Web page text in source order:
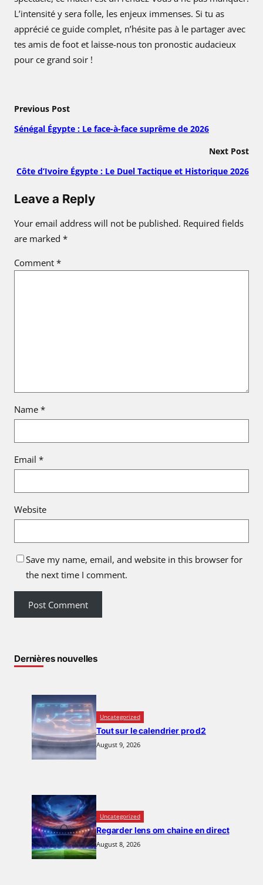
L’intensité y sera folle, les enjeux immenses. Si tu as
apprécié ce guide complet, n’hésite pas à le partager avec
tes amis de foot et laisse-nous ton pronostic audacieux
pour ce grand soir !
Previous Post
Sénégal Égypte : Le face-à-face suprême de 2026
Next Post
Côte d’Ivoire Égypte : Le Duel Tactique et Historique 2026
Leave a Reply
Your email address will not be published. Required fields
are marked *
Comment *
Name *
Email *
Website
Save my name, email, and website in this browser for
the next time I comment.
Dernières nouvelles
Uncategorized
Tout sur le calendrier pro d2
August 9, 2026
Uncategorized
Regarder lens om chaine en direct
August 8, 2026